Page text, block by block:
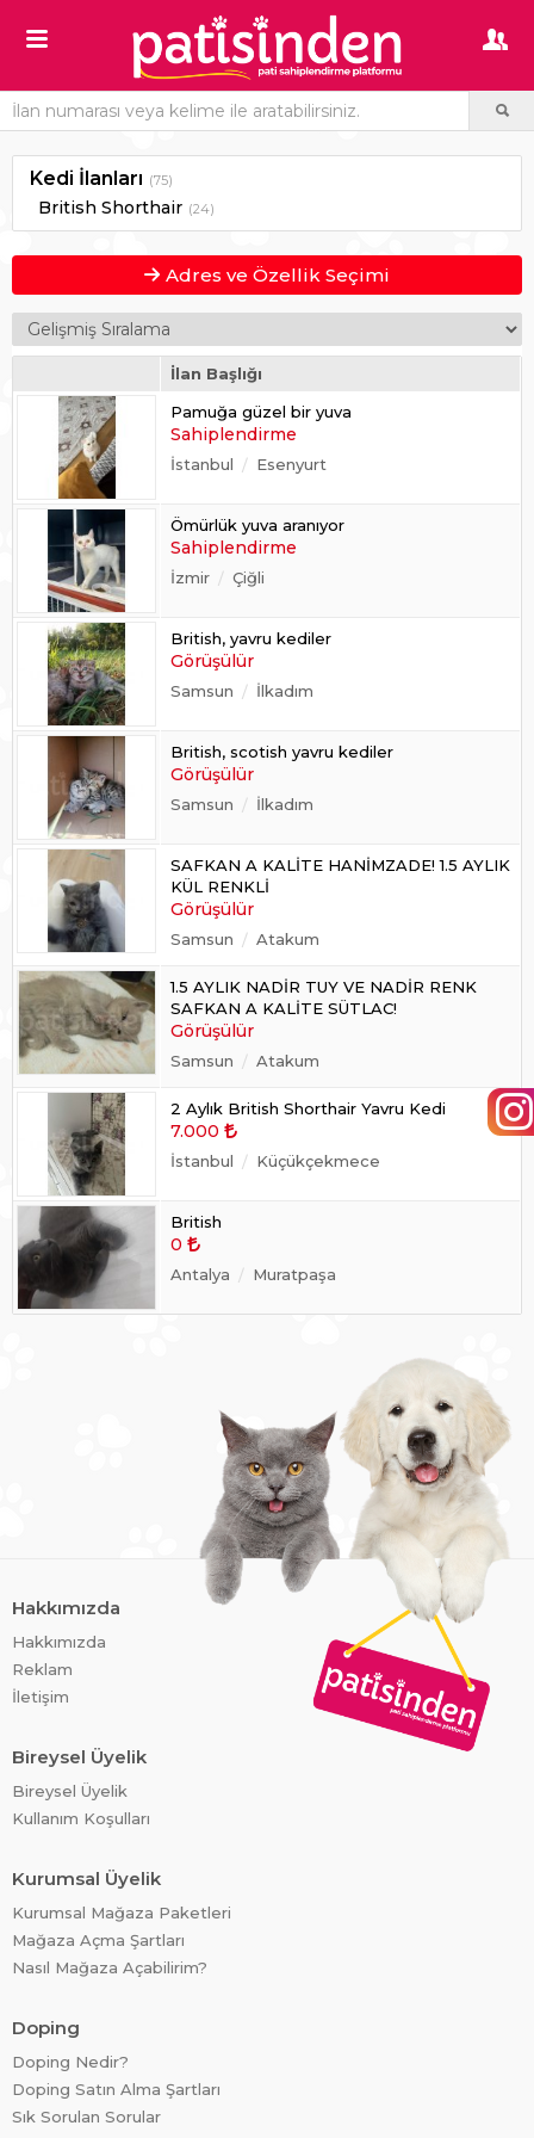
Kedi İlanları (75)
British Shorthair (24)
Adres ve Özellik Seçimi
İlan Başlığı
Pamuğa güzel bir yuva
Sahiplendirme
İstanbul Esenyurt
Ömürlük yuva aranıyor
Sahiplendirme
İzmir Çiğli
British, yavru kediler
Görüşülür
Samsun İlkadım
British, scotish yavru kediler
Görüşülür
Samsun İlkadım
SAFKAN A KALİTE HANİMZADE! 1.5 AYLIK
KÜL RENKLİ
Görüşülür
Samsun Atakum
1.5 AYLIK NADİR TUY VE NADİR RENK
SAFKAN A KALİTE SÜTLAC!
Görüşülür
Samsun Atakum
2 Aylık British Shorthair Yavru Kedi
7.000
İstanbul Küçükçekmece
British
0
Antalya Muratpaşa
Hakkımızda
Hakkımızda
Reklam
İletişim
Bireysel Üyelik
Bireysel Üyelik
Kullanım Koşulları
Kurumsal Üyelik
Kurumsal Mağaza Paketleri
Mağaza Açma Şartları
Nasıl Mağaza Açabilirim?
Doping
Doping Nedir?
Doping Satın Alma Şartları
Sık Sorulan Sorular